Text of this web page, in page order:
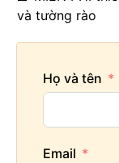
và tường rào
Họ và tên
Email